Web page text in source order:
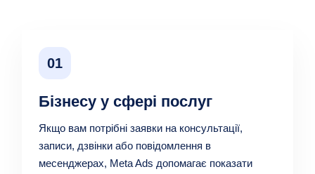
01
Бізнесу у сфері послуг
Якщо вам потрібні заявки на консультації,
записи, дзвінки або повідомлення в
месенджерах, Meta Ads допомагає показати